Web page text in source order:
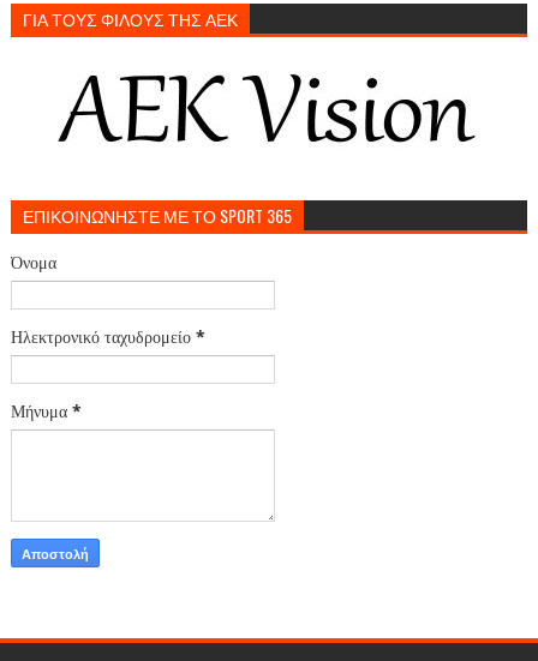
ΓΙΑ ΤΟΥΣ ΦΙΛΟΥΣ ΤΗΣ ΑΕΚ
ΕΠΙΚΟΙΝΩΝΗΣΤΕ ΜΕ ΤΟ SPORT 365
Όνομα
Ηλεκτρονικό ταχυδρομείο *
Μήνυμα *